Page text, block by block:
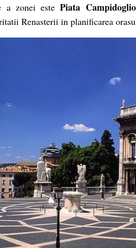
a zonei estePiata Campidoglio
Renasterii in planificarea